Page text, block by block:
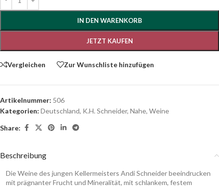
IN DEN WARENKORB
JETZT KAUFEN
Vergleichen Zur Wunschliste hinzufügen
Artikelnummer: 506
Kategorien: Deutschland, K.H. Schneider, Nahe, Weine
Share:
Beschreibung
Die Weine des jungen Kellermeisters Andi Schneider beeindrucken
mit prägnanter Frucht und Mineralität, mit schlankem, festem